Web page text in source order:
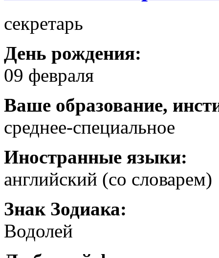
секретарь
День рождения:
09 февраля
Ваше образование,
среднее-специальное
Иностранные языки:
английский (со словарем)
Знак Зодиака:
Водолей